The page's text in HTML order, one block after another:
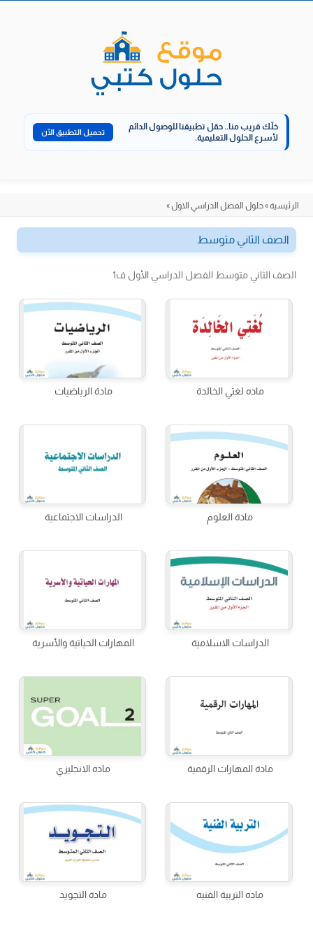
خلّك قريب منا.. حمّل تطبيقنا للوصول الدائم
لأسرع الحلول التعليمية.
تحميل التطبيق الآن
الرئيسية»حلول الفصل الدراسي الاول»
الصف الثاني متوسط
الصف الثاني متوسط الفصل الدراسي الأول ف1
ماده لغتي الخالدة مادة الرياضيات
مادة العلوم الدراسات الاجتماعية
الدراسات الاسلامية المهارات الحياتية والأسرية
مادة المهارات الرقمية ماده الانجليزي
ماده التربية الفنيه مادة التجويد